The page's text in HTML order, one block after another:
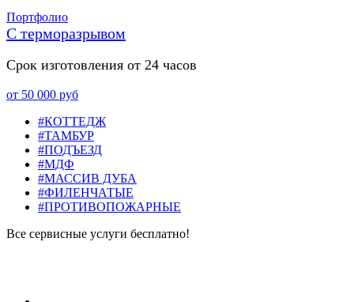
Портфолио
С терморазрывом
Срок изготовления от 24 часов
от 50 000 руб
#КОТТЕДЖ
#ТАМБУР
#ПОДЪЕЗД
#МДФ
#МАССИВ ДУБА
#ФИЛЕНЧАТЫЕ
#ПРОТИВОПОЖАРНЫЕ
Все сервисные услуги бесплатно!